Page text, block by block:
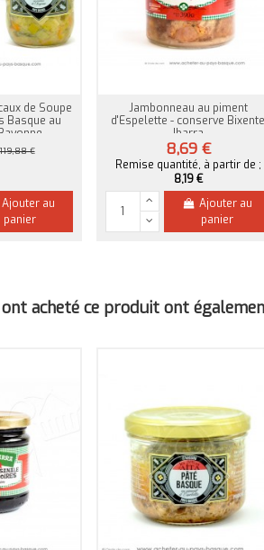
de Soupe
Basque au
€
Ajouter au
panier
Jambonneau au piment
d'Espelette - conserve Bixente
Ibarra
8,69 €
Remise quantité, à partir de ;
8,19 €
Ajouter au
panier
acheté ce produit ont